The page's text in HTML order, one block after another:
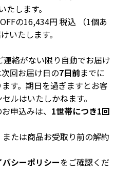
します。
の16,434円 税込 （1個あ
いたします。
絡がない限り自動でお届け
回お届け日の7日前までに
す。期日を過ぎますとお客
ルはいたしかねます。
申込みは、 1世帯につき1回
たは商品お受取り前の解約
バシーポリシーをご確認くだ